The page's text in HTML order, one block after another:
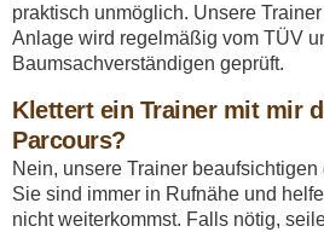
praktisch unmöglich. Unsere
Anlage wird regelmäßig vom TÜV
Baumsachverständigen geprüft.
Klettert ein Trainer mit mir
Parcours?
Nein, unsere Trainer
Sie sind immer in Rufnähe und
nicht weiterkommst. Falls nötig,